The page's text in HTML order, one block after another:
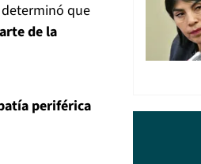
determinó que
de la
periférica